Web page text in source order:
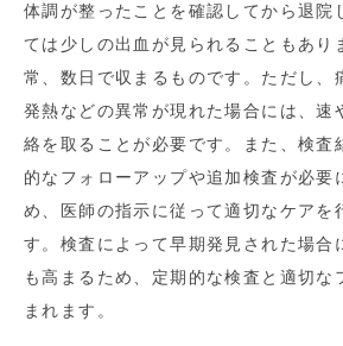
体調が整ったことを確認してから退院
ては少しの出血が見られることもあり
常、数日で収まるものです。ただし、
発熱などの異常が現れた場合には、速
絡を取ることが必要です。また、検査
的なフォローアップや追加検査が必要
め、医師の指示に従って適切なケアを
す。検査によって早期発見された場合
も高まるため、定期的な検査と適切な
まれます。